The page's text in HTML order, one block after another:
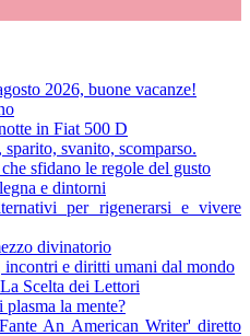
2026, buone vacanze!
in Fiat 500 D
svanito, scomparso.
sfidano le regole del gusto
e dintorni
per rigenerarsi e vivere
divinatorio
e diritti umani dal mondo
Scelta dei Lettori
la mente?
An American Writer' diretto